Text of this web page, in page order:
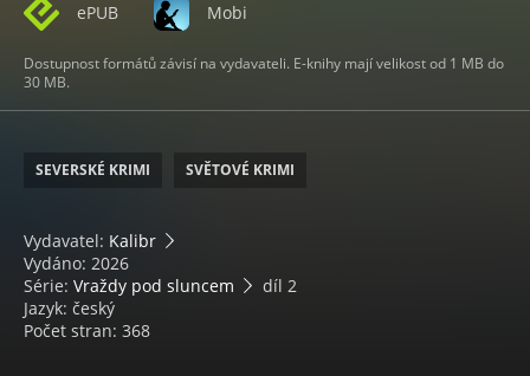
ePUB Mobi
Dostupnost formátů závisí na vydavateli. E-knihy mají velikost od 1 MB do
30 MB.
SEVERSKÉ KRIMI SVĚTOVÉ KRIMI
Vydavatel: Kalibr
Vydáno: 2026
Série: Vraždy pod sluncem
díl 2
Jazyk: český
Počet stran: 368